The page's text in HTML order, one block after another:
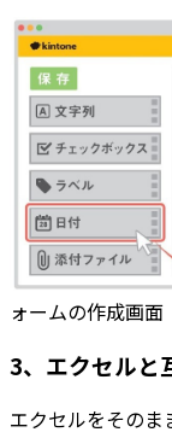
ォームの作成画面
3、エクセルと
エクセルをそのま